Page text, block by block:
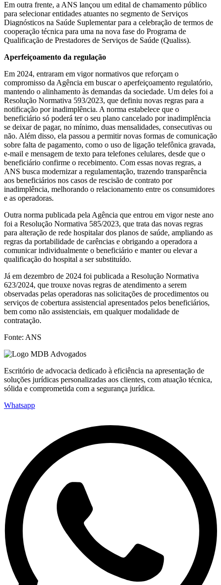
Em outra frente, a ANS lançou um edital de chamamento público
para selecionar entidades atuantes no segmento de Serviços
Diagnósticos na Saúde Suplementar para a celebração de termos de
cooperação técnica para uma na nova fase do Programa de
Qualificação de Prestadores de Serviços de Saúde (Qualiss).
Aperfeiçoamento da regulação
Em 2024, entraram em vigor normativos que reforçam o
compromisso da Agência em buscar o aperfeiçoamento regulatório,
mantendo o alinhamento às demandas da sociedade. Um deles foi a
Resolução Normativa 593/2023, que definiu novas regras para a
notificação por inadimplência. A norma estabelece que o
beneficiário só poderá ter o seu plano cancelado por inadimplência
se deixar de pagar, no mínimo, duas mensalidades, consecutivas ou
não. Além disso, ela passou a permitir novas formas de comunicação
sobre falta de pagamento, como o uso de ligação telefônica gravada,
e-mail e mensagem de texto para telefones celulares, desde que o
beneficiário confirme o recebimento. Com essas novas regras, a
ANS busca modernizar a regulamentação, trazendo transparência
aos beneficiários nos casos de rescisão de contrato por
inadimplência, melhorando o relacionamento entre os consumidores
e as operadoras.
Outra norma publicada pela Agência que entrou em vigor neste ano
foi a Resolução Normativa 585/2023, que trata das novas regras
para alteração de rede hospitalar dos planos de saúde, ampliando as
regras da portabilidade de carências e obrigando a operadora a
comunicar individualmente o beneficiário e manter ou elevar a
qualificação do hospital a ser substituído.
Já em dezembro de 2024 foi publicada a Resolução Normativa
623/2024, que trouxe novas regras de atendimento a serem
observadas pelas operadoras nas solicitações de procedimentos ou
serviços de cobertura assistencial apresentados pelos beneficiários,
bem como não assistenciais, em qualquer modalidade de
contratação.
Fonte: ANS
Escritório de advocacia dedicado à eficiência na apresentação de
soluções jurídicas personalizadas aos clientes, com atuação técnica,
sólida e comprometida com a segurança jurídica.
Whatsapp